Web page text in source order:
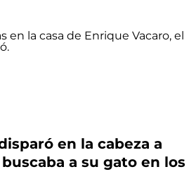
en la cabeza a
a su gato en los